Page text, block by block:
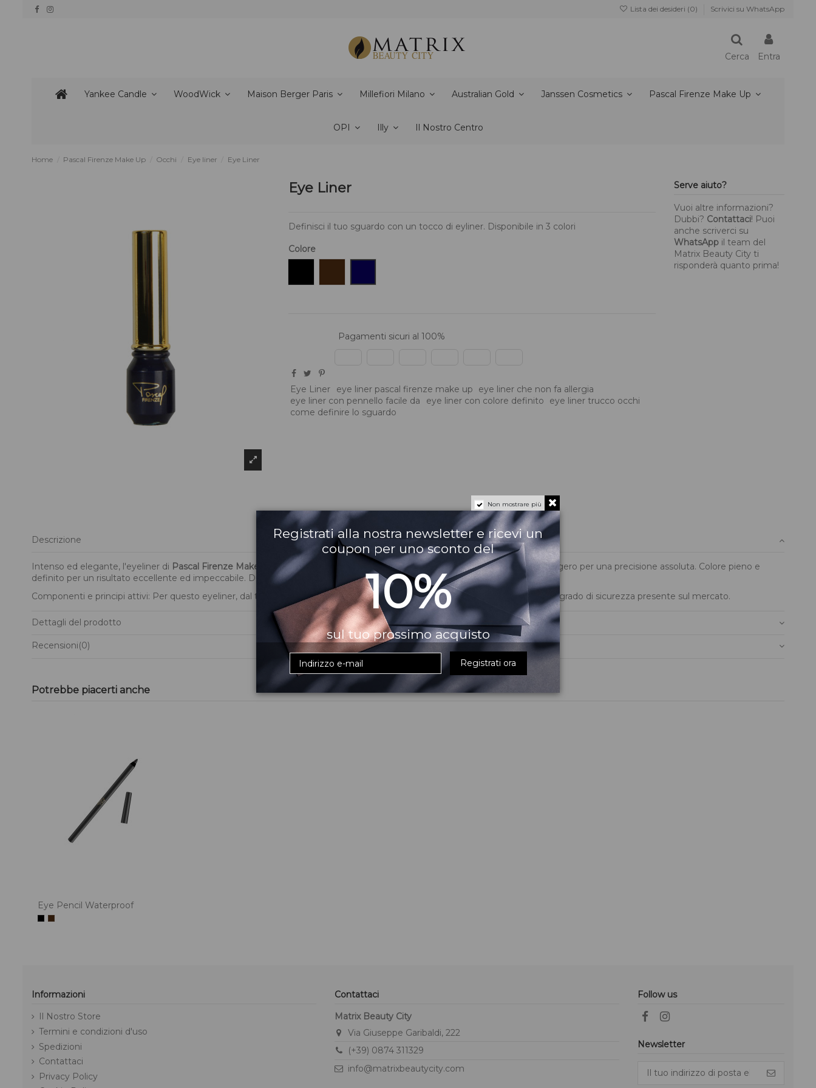
Lista dei desideri (0) Scrivici su WhatsApp
Cerca Entra
Yankee Candle WoodWick Maison Berger Paris Millefiori Milano Australian Gold Janssen Cosmetics Pascal Firenze Make Up
OPI Illy Il Nostro Centro
Home Pascal Firenze Make Up Occhi Eye liner Eye Liner
Eye Liner
Definisci il tuo sguardo con un tocco di eyliner. Disponibile in 3 colori
Colore
Pagamenti sicuri al 100%
Eye Liner eye liner pascal firenze make up
eye liner che non fa allergia
eye liner con pennello facile da
eye liner con colore definito
eye liner trucco occhi
come definire lo sguardo
Serve aiuto?
Vuoi altre informazioni?
Dubbi? Contattaci! Puoi
anche scriverci su
WhatsApp il team del
Matrix Beauty City ti
risponderà quanto prima!
Descrizione
Intenso ed elegante, l'eyeliner di Pascal Firenze Make Up
ha una facile applicazione grazie al pennello a punta fine e ultra leggero per una precisione assoluta. Colore pieno e
definito per un risultato eccellente ed impeccabile. Durata estrema per uno sguardo definito e occhi da cerbiatto.
Componenti e principi attivi: Per questo eyeliner, dal tratto inconfondibile, sono stati usati i migliori coloranti con il più elevato grado di sicurezza presente sul mercato.
Dettagli del prodotto
Recensioni(0)
Potrebbe piacerti anche
Eye Pencil Waterproof
Informazioni
Il Nostro Store
Termini e condizioni d'uso
Spedizioni
Contattaci
Privacy Policy
Contattaci
Matrix Beauty City
Via Giuseppe Garibaldi, 222
(+39) 0874 311329
info@matrixbeautycity.com
Follow us
Newsletter
Non mostrare più
Registrati alla nostra newsletter e ricevi un
coupon per uno sconto del
10%
sul tuo prossimo acquisto
Registrati ora